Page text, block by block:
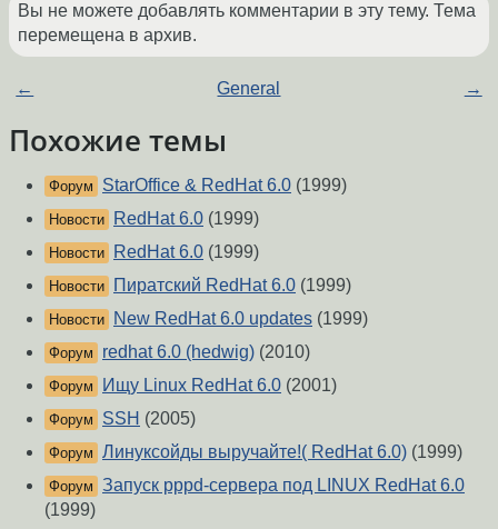
Вы не можете добавлять комментарии в эту тему. Тема
перемещена в архив.
← General →
Похожие темы
Форум StarOffice & RedHat 6.0 (1999)
Новости RedHat 6.0 (1999)
Новости RedHat 6.0 (1999)
Новости Пиратский RedHat 6.0 (1999)
Новости New RedHat 6.0 updates (1999)
Форум redhat 6.0 (hedwig) (2010)
Форум Ищу Linux RedHat 6.0 (2001)
Форум SSH (2005)
Форум Линуксойды выручайте!( RedHat 6.0) (1999)
Форум Запуск pppd-сервера под LINUX RedHat 6.0
(1999)